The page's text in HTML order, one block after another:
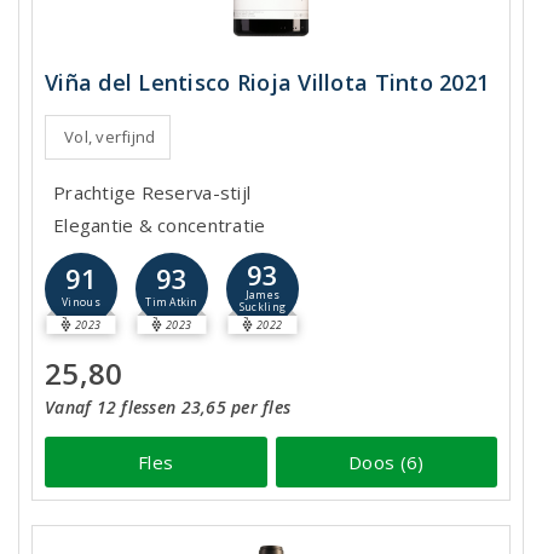
Viña del Lentisco Rioja Villota Tinto 2021
Vol, verfijnd
Prachtige Reserva-stijl
Elegantie & concentratie
91
Vinous
2023
93
Tim Atkin
2023
93
James
Suckling
2022
25,80
Vanaf 12 flessen 23,65 per fles
Fles Doos (6)